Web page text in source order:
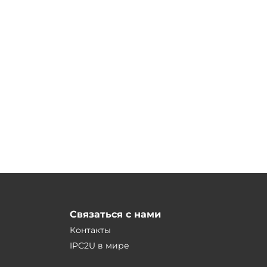
Связаться с нами
Контакты
IPC2U в мире